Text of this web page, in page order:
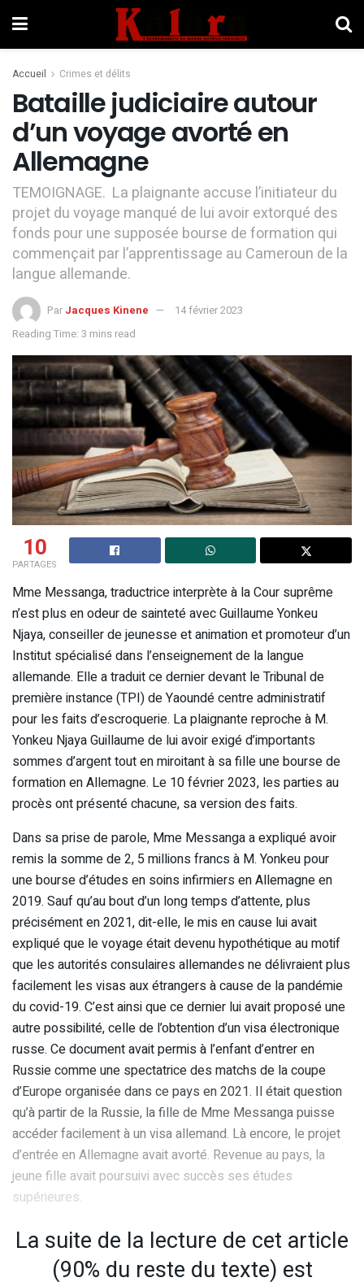
Accueil Crimes et délits
Bataille judiciaire autour
d’un voyage avorté en
Allemagne
TEMOIGNAGE. La plaignante accuse l’initiateur du
projet du voyage manqué de lui avoir extorqué des
fonds pour une supposée bourse de formation qui
commençait par l’apprentissage au Cameroun de la
langue allemande.
Par Jacques Kinene
14 février 2023
Reading Time: 3 mins read
10
PARTAGES
Mme Messanga, traductrice interprète à la Cour suprême
n’est plus en odeur de sainteté avec Guillaume Yonkeu
Njaya, conseiller de jeunesse et animation et promoteur d’un
Institut spécialisé dans l’enseignement de la langue
allemande. Elle a traduit ce dernier devant le Tribunal de
première instance (TPI) de Yaoundé centre administratif
pour les faits d’escroquerie. La plaignante reproche à M.
Yonkeu Njaya Guillaume de lui avoir exigé d’importants
sommes d’argent tout en miroitant à sa fille une bourse de
formation en Allemagne. Le 10 février 2023, les parties au
procès ont présenté chacune, sa version des faits.
Dans sa prise de parole, Mme Messanga a expliqué avoir
remis la somme de 2, 5 millions francs à M. Yonkeu pour
une bourse d’études en soins infirmiers en Allemagne en
2019. Sauf qu’au bout d’un long temps d’attente, plus
précisément en 2021, dit-elle, le mis en cause lui avait
expliqué que le voyage était devenu hypothétique au motif
que les autorités consulaires allemandes ne délivraient plus
facilement les visas aux étrangers à cause de la pandémie
du covid-19. C’est ainsi que ce dernier lui avait proposé une
autre possibilité, celle de l’obtention d’un visa électronique
russe. Ce document avait permis à l’enfant d’entrer en
Russie comme une spectatrice des matchs de la coupe
d’Europe organisée dans ce pays en 2021. Il était question
qu’à partir de la Russie, la fille de Mme Messanga puisse
accéder facilement à un visa allemand. Là encore, le projet
d’entrée en Allemagne avait avorté. Revenue au pays, la
jeune fille avait poursuivi avec succès ses études
supérieures.
La suite de la lecture de cet article
(90% du reste du texte) est